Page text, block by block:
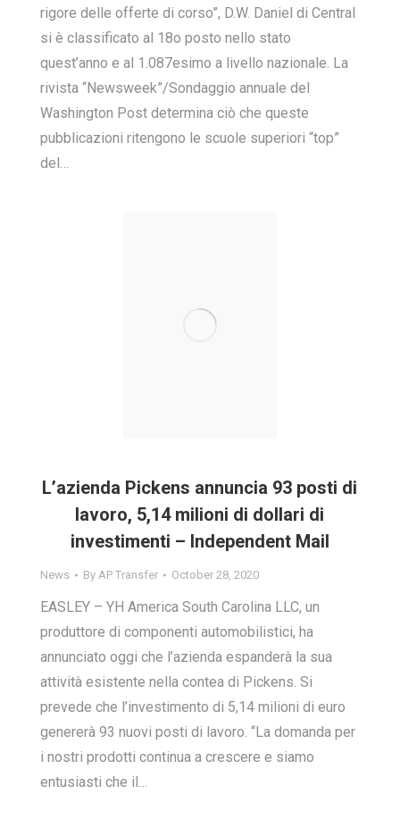
rigore delle offerte di corso”, D.W. Daniel di Central
si è classificato al 18o posto nello stato
quest’anno e al 1.087esimo a livello nazionale. La
rivista “Newsweek”/Sondaggio annuale del
Washington Post determina ciò che queste
pubblicazioni ritengono le scuole superiori “top”
del…
L’azienda Pickens annuncia 93 posti di
lavoro, 5,14 milioni di dollari di
investimenti – Independent Mail
News By AP Transfer October 28, 2020
EASLEY – YH America South Carolina LLC, un
produttore di componenti automobilistici, ha
annunciato oggi che l’azienda espanderà la sua
attività esistente nella contea di Pickens. Si
prevede che l’investimento di 5,14 milioni di euro
genererà 93 nuovi posti di lavoro. “La domanda per
i nostri prodotti continua a crescere e siamo
entusiasti che il…